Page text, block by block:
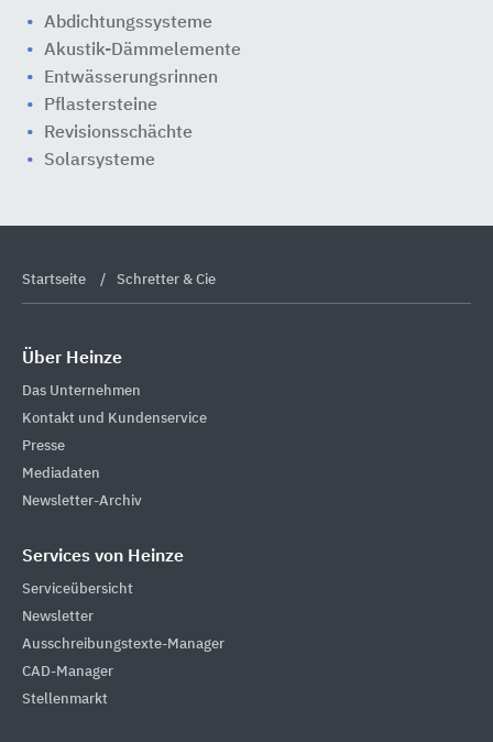
Abdichtungssysteme
Akustik-Dämmelemente
Entwässerungsrinnen
Pflastersteine
Revisionsschächte
Solarsysteme
Startseite Schretter & Cie
Über Heinze
Das Unternehmen
Kontakt und Kundenservice
Presse
Mediadaten
Newsletter-Archiv
Services von Heinze
Serviceübersicht
Newsletter
Ausschreibungstexte-Manager
CAD-Manager
Stellenmarkt